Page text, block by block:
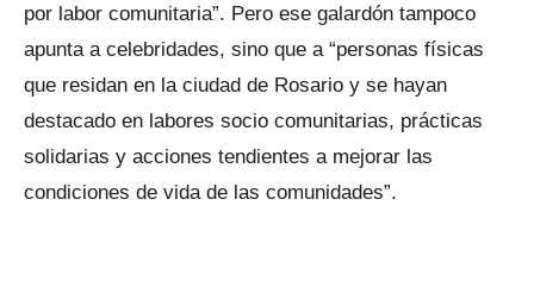
por labor comunitaria”. Pero ese galardón tampoco
apunta a celebridades, sino que a “personas físicas
que residan en la ciudad de Rosario y se hayan
destacado en labores socio comunitarias, prácticas
solidarias y acciones tendientes a mejorar las
condiciones de vida de las comunidades”.